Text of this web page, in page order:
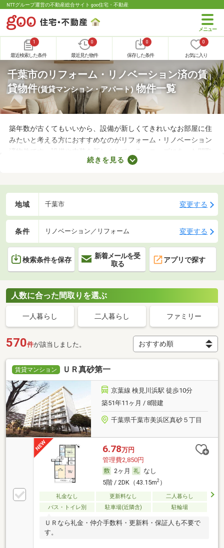
NTTグループ運営の不動産総合サイト goo住宅・不動産
1
最近検索した条件
0
最近見た物件
0
保存した条件
0
お気に入り
千葉市のリフォーム・リノベーション済の賃
貸物件(賃貸マンション・アパート) 物件一覧
築年数が古くてもいいから、設備が新しくてきれいなお部屋に住
みたいと考える方におすすめなのがリフォーム・リノベーション
済物件です。設備や内装を新しくしている・ニーズにあった間取
りに変えているなど、住みやすさが格段にアップしていることが
べて、気になるお部屋を見つけましょう。
続きを見る
地域 千葉市 変更する
条件 リノベーション／リフォーム 変更する
検索条件を保存
新着メールを受
取る
アプリで探す
人数に合った間取りを選ぶ
一人暮らし 二人暮らし ファミリー
570件が該当しました。
賃貸マンション ＵＲ真砂第一
京葉線 検見川浜駅 徒歩10分
築51年11ヶ月 / 8階建
千葉県千葉市美浜区真砂５丁目
6.78万円
管理費2,850円
2ヶ月
なし
5階 / 2DK（43.15m2）
礼金なし 更新料なし
二人暮らし
バス・トイレ別
駐車場(近隣含) 駐輪場
ＵＲなら礼金・仲介手数料・更新料・保証人も不要で
す。